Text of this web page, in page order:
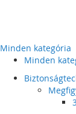
Minden kategória
Minden